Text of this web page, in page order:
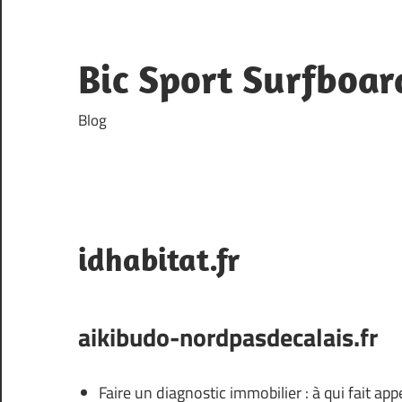
content
Bic Sport
Blog
idhabitat.fr
aikibudo-nordpasdecalais.fr
Faire un diagnostic immobilier : à qui fait